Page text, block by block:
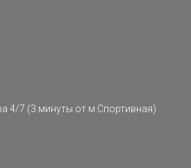
4/7 (3 минуты от м.Спортивная)